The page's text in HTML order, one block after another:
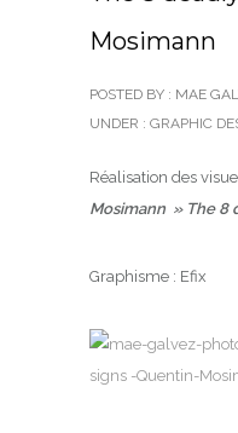
Mosimann
POSTED BY : MAE
UNDER : GRAPHIC
Réalisation des
Mosimann » The 8
Graphisme : Efix